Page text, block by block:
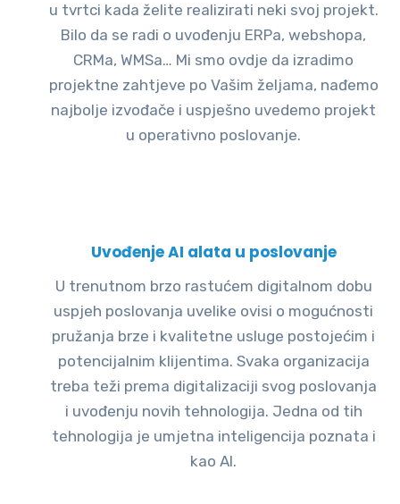
u tvrtci kada želite realizirati neki svoj projekt.
Bilo da se radi o uvođenju ERPa, webshopa,
CRMa, WMSa… Mi smo ovdje da izradimo
projektne zahtjeve po Vašim željama, nađemo
najbolje izvođače i uspješno uvedemo projekt
u operativno poslovanje.
Uvođenje AI alata u poslovanje
U trenutnom brzo rastućem digitalnom dobu
uspjeh poslovanja uvelike ovisi o mogućnosti
pružanja brze i kvalitetne usluge postojećim i
potencijalnim klijentima. Svaka organizacija
treba teži prema digitalizaciji svog poslovanja
i uvođenju novih tehnologija. Jedna od tih
tehnologija je umjetna inteligencija poznata i
kao AI.